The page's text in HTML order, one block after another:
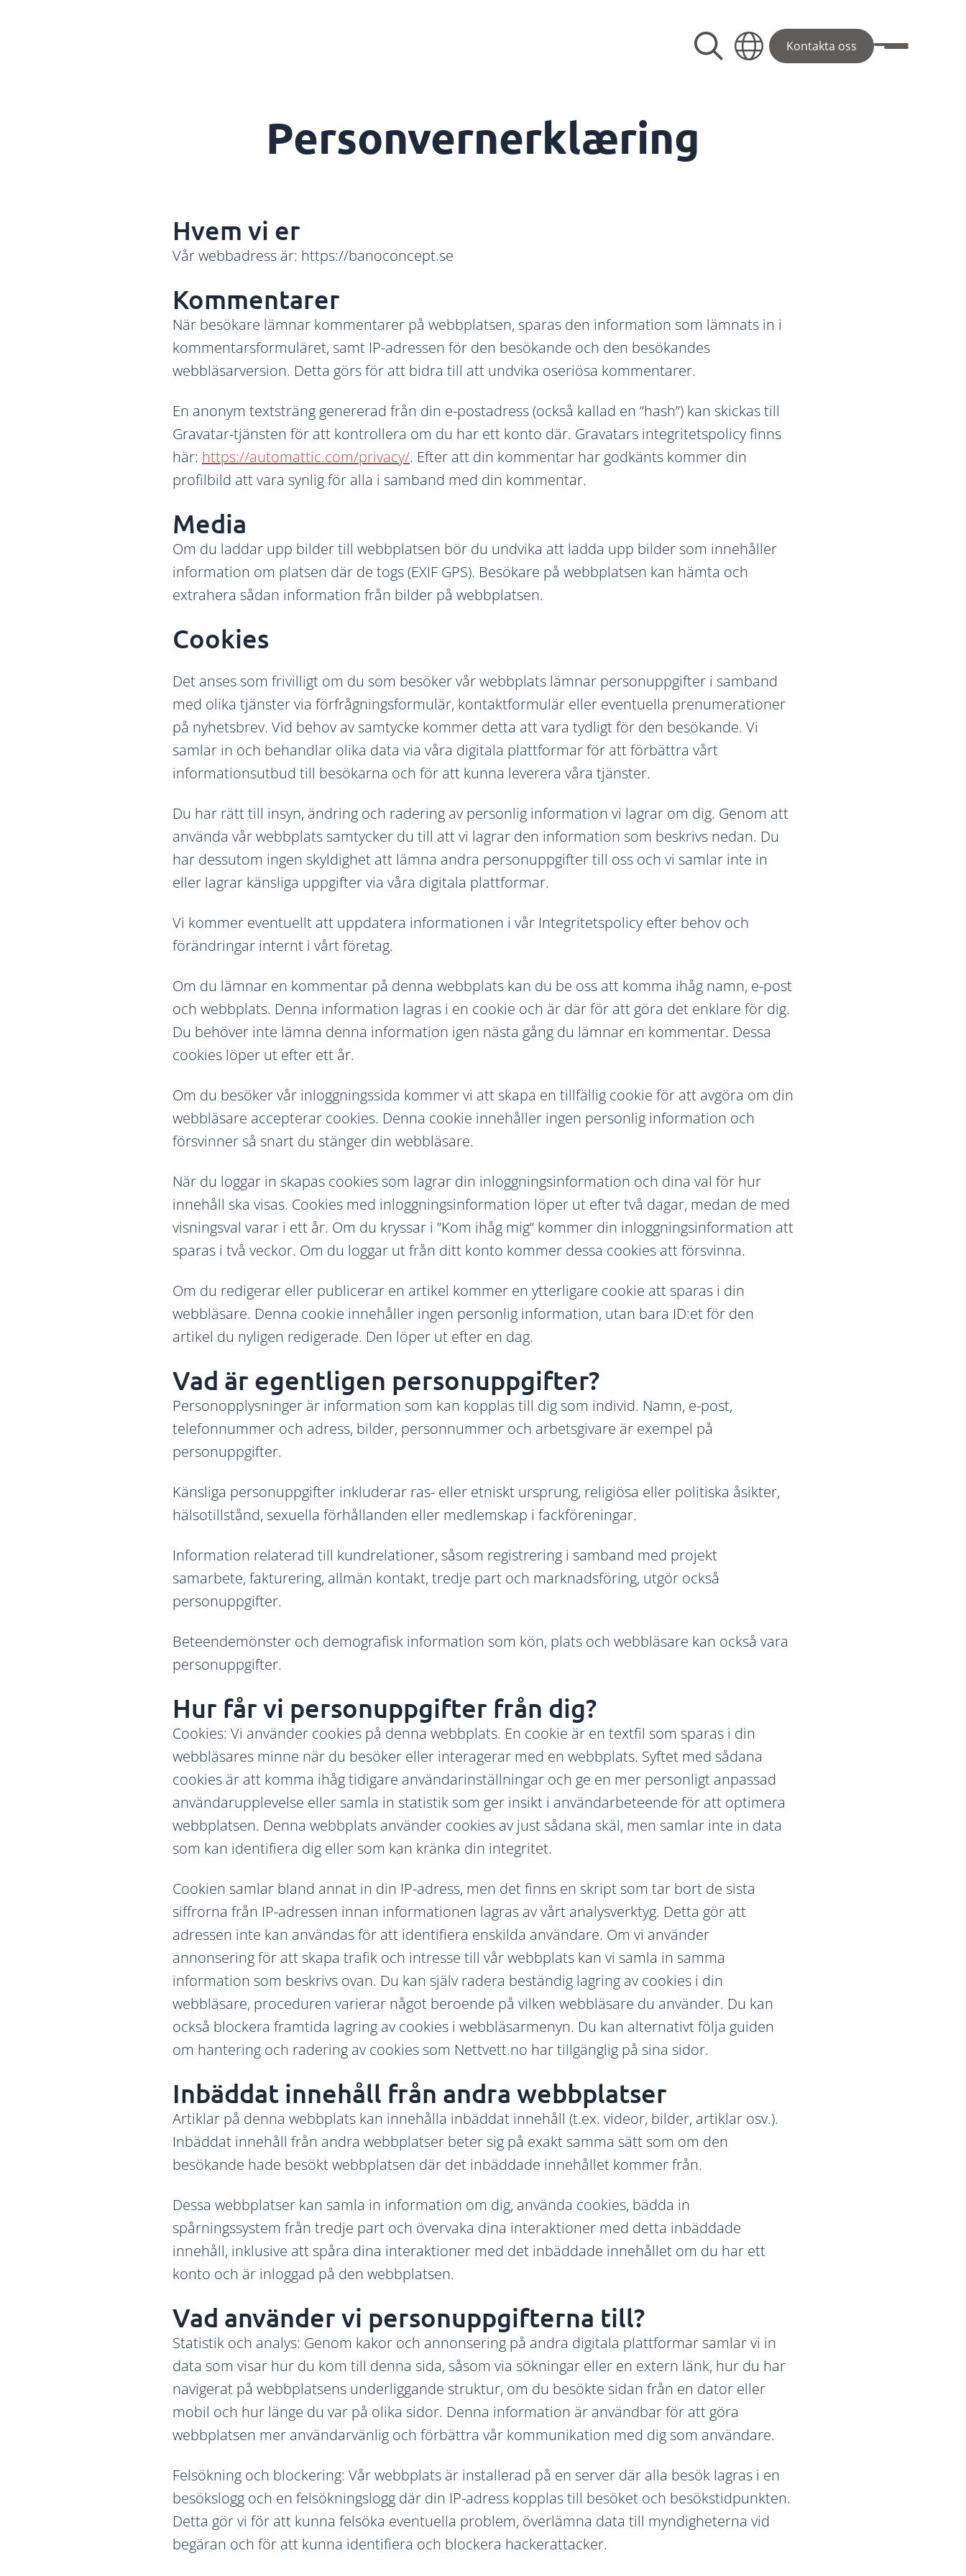
Kontakta oss Visa/dölj
Personvernerklæring
Hvem vi er
Vår webbadress är: https://banoconcept.se
Kommentarer
När besökare lämnar kommentarer på webbplatsen, sparas den information som lämnats in i
kommentarsformuläret, samt IP-adressen för den besökande och den besökandes
webbläsarversion. Detta görs för att bidra till att undvika oseriösa kommentarer.
En anonym textsträng genererad från din e-postadress (också kallad en ”hash”) kan skickas till
Gravatar-tjänsten för att kontrollera om du har ett konto där. Gravatars integritetspolicy finns
här: https://automattic.com/privacy/. Efter att din kommentar har godkänts kommer din
profilbild att vara synlig för alla i samband med din kommentar.
Media
Om du laddar upp bilder till webbplatsen bör du undvika att ladda upp bilder som innehåller
information om platsen där de togs (EXIF GPS). Besökare på webbplatsen kan hämta och
extrahera sådan information från bilder på webbplatsen.
Cookies
Det anses som frivilligt om du som besöker vår webbplats lämnar personuppgifter i samband
med olika tjänster via förfrågningsformulär, kontaktformulär eller eventuella prenumerationer
på nyhetsbrev. Vid behov av samtycke kommer detta att vara tydligt för den besökande. Vi
samlar in och behandlar olika data via våra digitala plattformar för att förbättra vårt
informationsutbud till besökarna och för att kunna leverera våra tjänster.
Du har rätt till insyn, ändring och radering av personlig information vi lagrar om dig. Genom att
använda vår webbplats samtycker du till att vi lagrar den information som beskrivs nedan. Du
har dessutom ingen skyldighet att lämna andra personuppgifter till oss och vi samlar inte in
eller lagrar känsliga uppgifter via våra digitala plattformar.
Vi kommer eventuellt att uppdatera informationen i vår Integritetspolicy efter behov och
förändringar internt i vårt företag.
Om du lämnar en kommentar på denna webbplats kan du be oss att komma ihåg namn, e-post
och webbplats. Denna information lagras i en cookie och är där för att göra det enklare för dig.
Du behöver inte lämna denna information igen nästa gång du lämnar en kommentar. Dessa
cookies löper ut efter ett år.
Om du besöker vår inloggningssida kommer vi att skapa en tillfällig cookie för att avgöra om din
webbläsare accepterar cookies. Denna cookie innehåller ingen personlig information och
försvinner så snart du stänger din webbläsare.
När du loggar in skapas cookies som lagrar din inloggningsinformation och dina val för hur
innehåll ska visas. Cookies med inloggningsinformation löper ut efter två dagar, medan de med
visningsval varar i ett år. Om du kryssar i ”Kom ihåg mig” kommer din inloggningsinformation att
sparas i två veckor. Om du loggar ut från ditt konto kommer dessa cookies att försvinna.
Om du redigerar eller publicerar en artikel kommer en ytterligare cookie att sparas i din
webbläsare. Denna cookie innehåller ingen personlig information, utan bara ID:et för den
artikel du nyligen redigerade. Den löper ut efter en dag.
Vad är egentligen personuppgifter?
Personopplysninger är information som kan kopplas till dig som individ. Namn, e-post,
telefonnummer och adress, bilder, personnummer och arbetsgivare är exempel på
personuppgifter.
Känsliga personuppgifter inkluderar ras- eller etniskt ursprung, religiösa eller politiska åsikter,
hälsotillstånd, sexuella förhållanden eller medlemskap i fackföreningar.
Information relaterad till kundrelationer, såsom registrering i samband med projekt
samarbete, fakturering, allmän kontakt, tredje part och marknadsföring, utgör också
personuppgifter.
Beteendemönster och demografisk information som kön, plats och webbläsare kan också vara
personuppgifter.
Hur får vi personuppgifter från dig?
Cookies: Vi använder cookies på denna webbplats. En cookie är en textfil som sparas i din
webbläsares minne när du besöker eller interagerar med en webbplats. Syftet med sådana
cookies är att komma ihåg tidigare användarinställningar och ge en mer personligt anpassad
användarupplevelse eller samla in statistik som ger insikt i användarbeteende för att optimera
webbplatsen. Denna webbplats använder cookies av just sådana skäl, men samlar inte in data
som kan identifiera dig eller som kan kränka din integritet.
Cookien samlar bland annat in din IP-adress, men det finns en skript som tar bort de sista
siffrorna från IP-adressen innan informationen lagras av vårt analysverktyg. Detta gör att
adressen inte kan användas för att identifiera enskilda användare. Om vi använder
annonsering för att skapa trafik och intresse till vår webbplats kan vi samla in samma
information som beskrivs ovan. Du kan själv radera beständig lagring av cookies i din
webbläsare, proceduren varierar något beroende på vilken webbläsare du använder. Du kan
också blockera framtida lagring av cookies i webbläsarmenyn. Du kan alternativt följa guiden
om hantering och radering av cookies som Nettvett.no har tillgänglig på sina sidor.
Inbäddat innehåll från andra webbplatser
Artiklar på denna webbplats kan innehålla inbäddat innehåll (t.ex. videor, bilder, artiklar osv.).
Inbäddat innehåll från andra webbplatser beter sig på exakt samma sätt som om den
besökande hade besökt webbplatsen där det inbäddade innehållet kommer från.
Dessa webbplatser kan samla in information om dig, använda cookies, bädda in
spårningssystem från tredje part och övervaka dina interaktioner med detta inbäddade
innehåll, inklusive att spåra dina interaktioner med det inbäddade innehållet om du har ett
konto och är inloggad på den webbplatsen.
Vad använder vi personuppgifterna till?
Statistik och analys: Genom kakor och annonsering på andra digitala plattformar samlar vi in
data som visar hur du kom till denna sida, såsom via sökningar eller en extern länk, hur du har
navigerat på webbplatsens underliggande struktur, om du besökte sidan från en dator eller
mobil och hur länge du var på olika sidor. Denna information är användbar för att göra
webbplatsen mer användarvänlig och förbättra vår kommunikation med dig som användare.
Felsökning och blockering: Vår webbplats är installerad på en server där alla besök lagras i en
besökslogg och en felsökningslogg där din IP-adress kopplas till besöket och besökstidpunkten.
Detta gör vi för att kunna felsöka eventuella problem, överlämna data till myndigheterna vid
begäran och för att kunna identifiera och blockera hackerattacker.